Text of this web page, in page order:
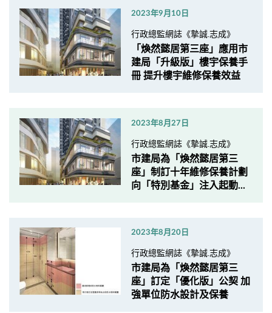
2023年9月10日
行政總監網誌《摯誠.志成》
「煥然懿居第三座」應用市
建局「升級版」樓宇保養手
冊 提升樓宇維修保養效益
2023年8月27日
行政總監網誌《摯誠.志成》
市建局為「煥然懿居第三
座」制訂十年維修保養計劃
向「特別基金」注入起動...
2023年8月20日
行政總監網誌《摯誠.志成》
市建局為「煥然懿居第三
座」訂定「優化版」公契 加
強單位防水設計及保養